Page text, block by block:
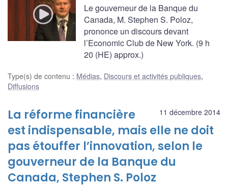
Le gouverneur de la Banque du
Canada, M. Stephen S. Poloz,
prononce un discours devant
l’Economic Club de New York. (9 h
20 (HE) approx.)
Type(s) de contenu : Médias, Discours et activités publiques,
Diffusions
11 décembre 2014
La réforme financière
est indispensable, mais elle ne doit
pas étouffer l’innovation, selon le
gouverneur de la Banque du
Canada, Stephen S. Poloz